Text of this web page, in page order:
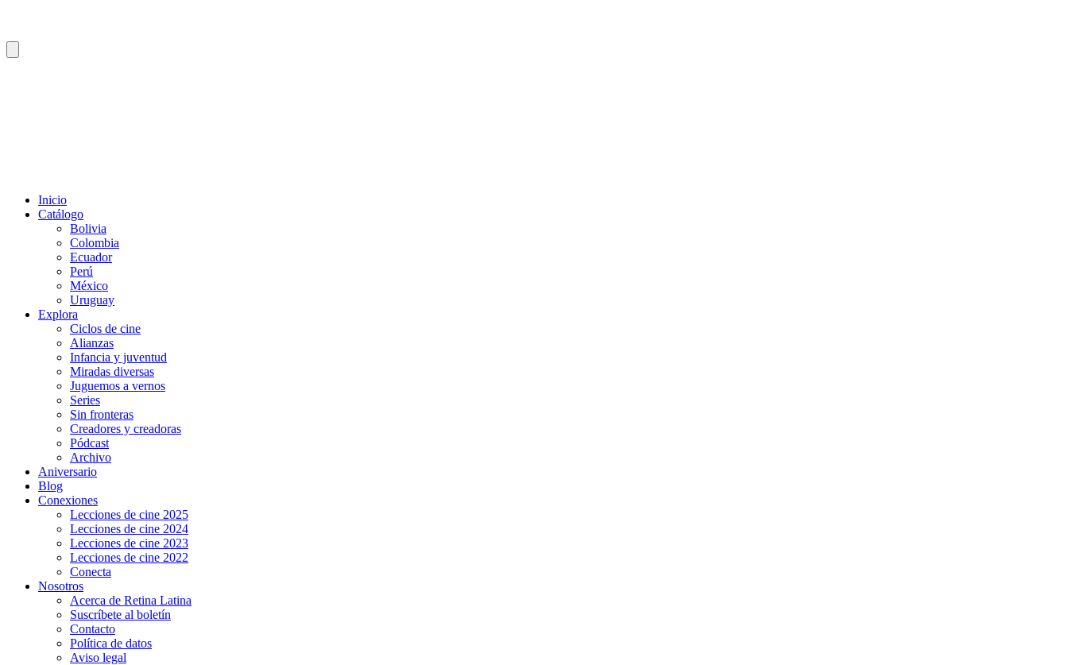
Inicio
Catálogo
Bolivia
Colombia
Ecuador
Perú
México
Uruguay
Explora
Ciclos de cine
Alianzas
Infancia y juventud
Miradas diversas
Juguemos a vernos
Series
Sin fronteras
Creadores y creadoras
Pódcast
Archivo
Aniversario
Blog
Conexiones
Lecciones de cine 2025
Lecciones de cine 2024
Lecciones de cine 2023
Lecciones de cine 2022
Conecta
Nosotros
Acerca de Retina Latina
Suscríbete al boletín
Contacto
Política de datos
Aviso legal